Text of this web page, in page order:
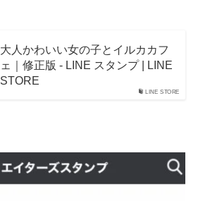
LINE STORE
大人かわいい女の子とイルカカフ
ェ｜修正版 - LINE スタンプ | LINE
STORE